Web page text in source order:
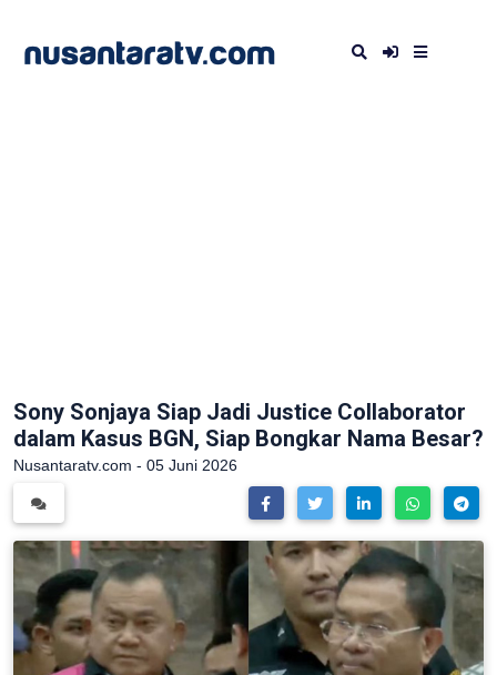
Sony Sonjaya Siap Jadi Justice Collaborator
dalam Kasus BGN, Siap Bongkar Nama Besar?
Nusantaratv.com - 05 Juni 2026